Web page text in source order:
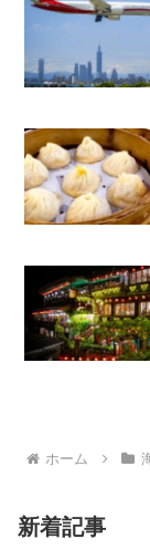
ホーム
新着記事